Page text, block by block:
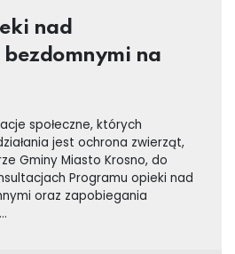
nad
na
społeczne, których
jest ochrona zwierząt,
Gminy Miasto Krosno, do
Programu opieki nad
oraz zapobiegania